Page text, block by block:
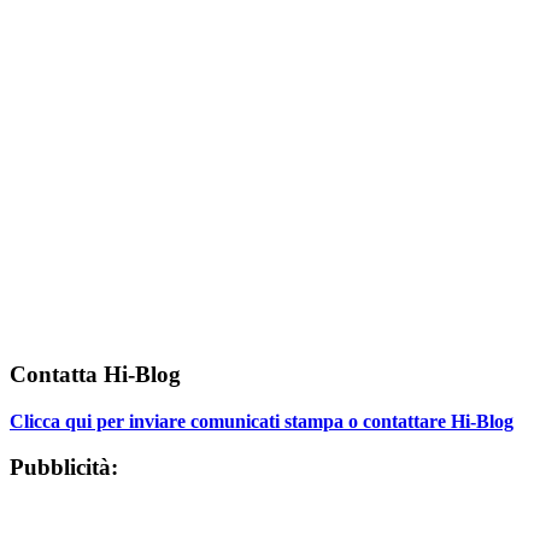
Contatta Hi-Blog
Clicca qui per inviare comunicati stampa o contattare Hi-Blog
Pubblicità: